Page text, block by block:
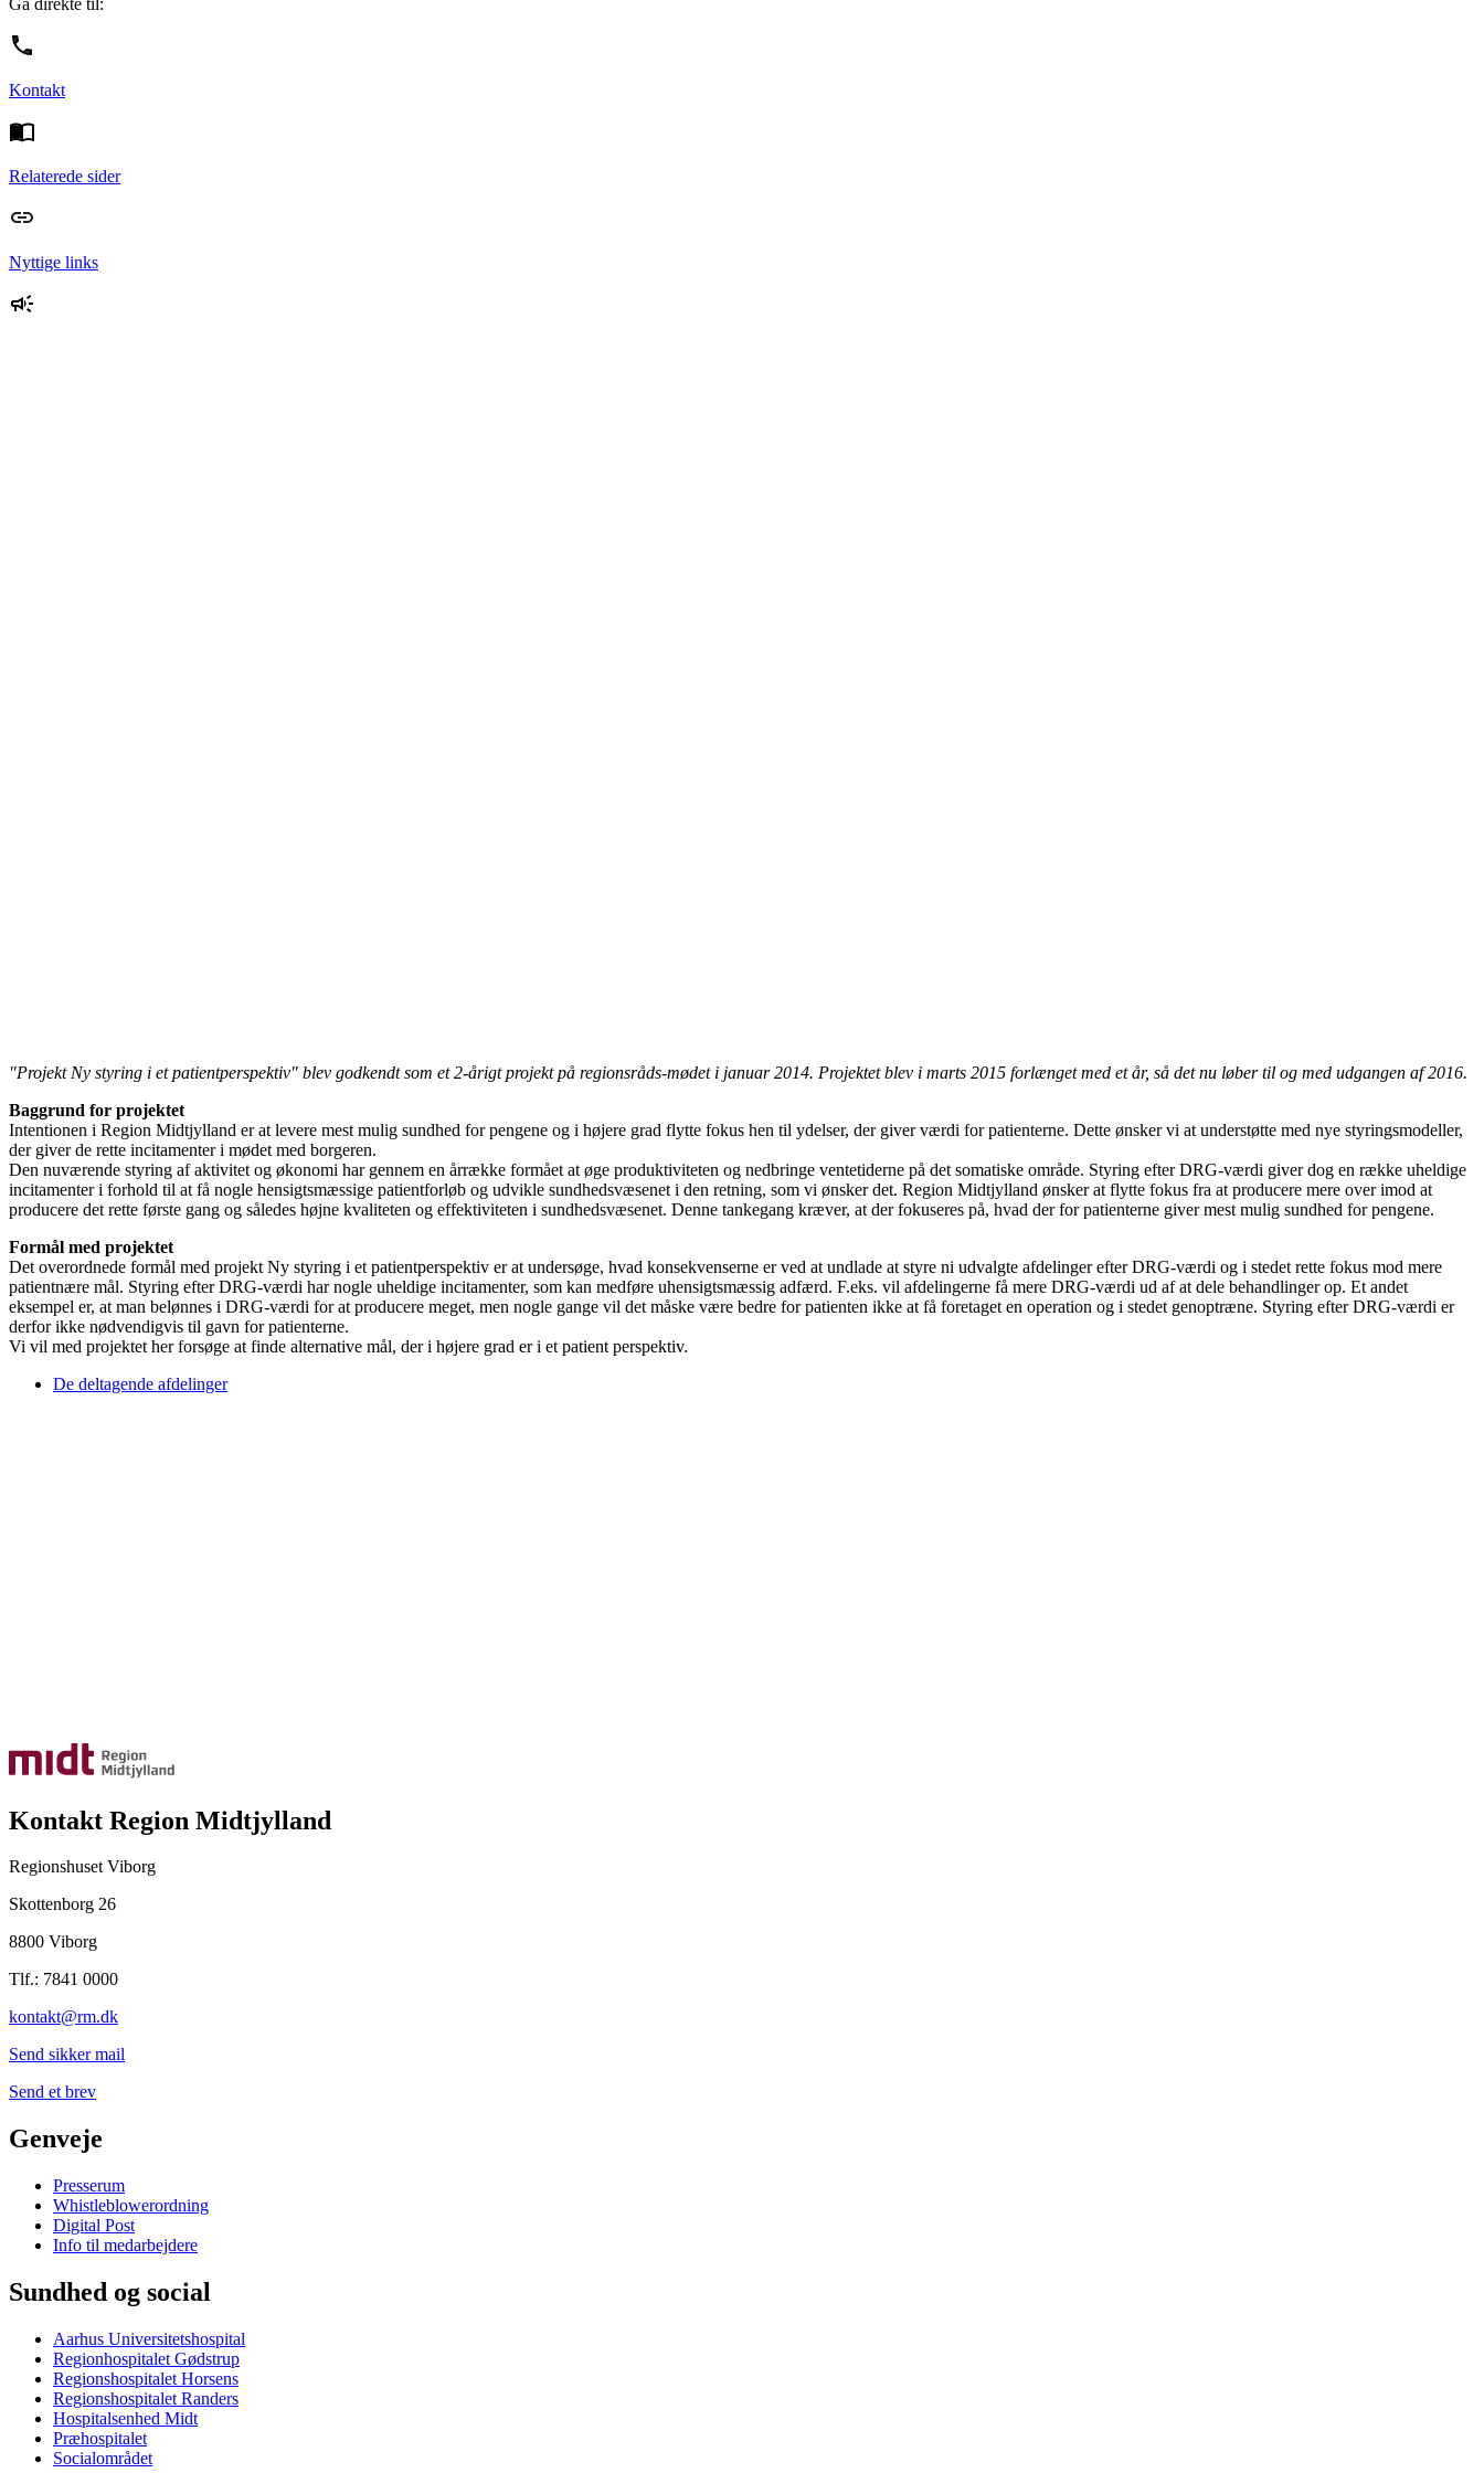
Kontakt
Relaterede sider
Nyttige links
"Projekt Ny styring i et patientperspektiv" blev godkendt som et 2-årigt projekt på regionsråds-mødet i januar 2014. Projektet blev i marts 2015 forlænget med et år, så det nu løber til og med udgangen af 2016.
Baggrund for projektet
Intentionen i Region Midtjylland er at levere mest mulig sundhed for pengene og i højere grad flytte fokus hen til ydelser, der giver værdi for patienterne. Dette ønsker vi at understøtte med nye styringsmodeller,
der giver de rette incitamenter i mødet med borgeren.
Den nuværende styring af aktivitet og økonomi har gennem en årrække formået at øge produktiviteten og nedbringe ventetiderne på det somatiske område. Styring efter DRG-værdi giver dog en række uheldige
incitamenter i forhold til at få nogle hensigtsmæssige patientforløb og udvikle sundhedsvæsenet i den retning, som vi ønsker det. Region Midtjylland ønsker at flytte fokus fra at producere mere over imod at
producere det rette første gang og således højne kvaliteten og effektiviteten i sundhedsvæsenet. Denne tankegang kræver, at der fokuseres på, hvad der for patienterne giver mest mulig sundhed for pengene.
Formål med projektet
Det overordnede formål med projekt Ny styring i et patientperspektiv er at undersøge, hvad konsekvenserne er ved at undlade at styre ni udvalgte afdelinger efter DRG-værdi og i stedet rette fokus mod mere
patientnære mål. Styring efter DRG-værdi har nogle uheldige incitamenter, som kan medføre uhensigtsmæssig adfærd. F.eks. vil afdelingerne få mere DRG-værdi ud af at dele behandlinger op. Et andet
eksempel er, at man belønnes i DRG-værdi for at producere meget, men nogle gange vil det måske være bedre for patienten ikke at få foretaget en operation og i stedet genoptræne. Styring efter DRG-værdi er
derfor ikke nødvendigvis til gavn for patienterne.
Vi vil med projektet her forsøge at finde alternative mål, der i højere grad er i et patient perspektiv.
De deltagende afdelinger
Kontakt Region Midtjylland
Regionshuset Viborg
Skottenborg 26
8800 Viborg
Tlf.: 7841 0000
kontakt@rm.dk
Send sikker mail
Send et brev
Genveje
Presserum
Whistleblowerordning
Digital Post
Info til medarbejdere
Sundhed og social
Aarhus Universitetshospital
Regionhospitalet Gødstrup
Regionshospitalet Horsens
Regionshospitalet Randers
Hospitalsenhed Midt
Præhospitalet
Socialområdet